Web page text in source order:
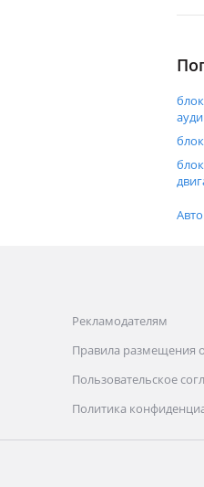
ауди
Рекламодателям
Правила размещения
Пользовательское
Политика